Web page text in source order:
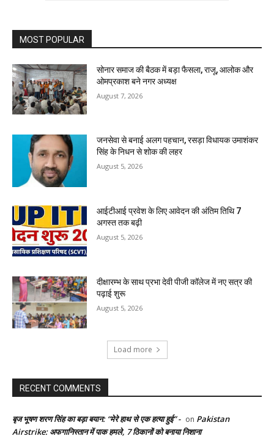
MOST POPULAR
सोनार समाज की बैठक में बड़ा फैसला, राजू, आलोक और
ओमप्रकाश बने नगर अध्यक्ष
August 7, 2026
जनसेवा से बनाई अलग पहचान, रसड़ा विधायक उमाशंकर
सिंह के निधन से शोक की लहर
August 5, 2026
आईटीआई प्रवेश के लिए आवेदन की अंतिम तिथि 7
अगस्त तक बढ़ी
August 5, 2026
दीक्षारम्भ के साथ प्रभा देवी पीजी कॉलेज में नए सत्र की
पढ़ाई शुरू
August 5, 2026
Load more
RECENT COMMENTS
बृज भूषण शरण सिंह का बड़ा बयान: “मेरे हाथ से एक हत्या हुई” - on Pakistan
Airstrike: अफगानिस्तान में पाक हमले, 7 ठिकानों को बनाया निशाना